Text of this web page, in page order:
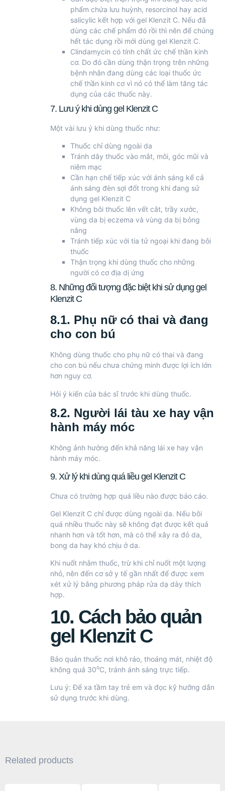
phẩm chứa lưu huỳnh, resorcinol hay acid
salicylic kết hợp với gel Klenzit C. Nếu đã
dùng các chế phẩm đó rồi thì nên để chúng
hết tác dụng rồi mới dùng gel Klenzit C.
Clindamycin có tính chất ức chế thần kinh
cơ. Do đó cần dùng thận trọng trên những
bệnh nhân đang dùng các loại thuốc ức
chế thần kinh cơ vì nó có thể làm tăng tác
dụng của các thuốc này.
7. Lưu ý khi dùng gel Klenzit C
Một vài lưu ý khi dùng thuốc như:
Thuốc chỉ dùng ngoài da
Tránh dây thuốc vào mắt, môi, góc mũi và
niêm mạc
Cần hạn chế tiếp xúc với ánh sáng kể cả
ánh sáng đèn sợi đốt trong khi đang sử
dụng gel Klenzit C
Không bôi thuốc lên vết cắt, trầy xước,
vùng da bị eczema và vùng da bị bỏng
nắng
Tránh tiếp xúc với tia tử ngoại khi đang bôi
thuốc
Thận trọng khi dùng thuốc cho những
người có cơ địa dị ứng
8. Những đối tượng đặc biệt khi sử dụng gel
Klenzit C
8.1. Phụ nữ có thai và đang
cho con bú
Không dùng thuốc cho phụ nữ có thai và đang
cho con bú nếu chưa chứng minh được lợi ích lớn
hơn nguy cơ.
Hỏi ý kiến của bác sĩ trước khi dùng thuốc.
8.2. Người lái tàu xe hay vận
hành máy móc
Không ảnh hưởng đến khả năng lái xe hay vận
hành máy móc.
9. Xử lý khi dùng quá liều gel Klenzit C
Chưa có trường hợp quá liều nào được báo cáo.
Gel Klenzit C chỉ được dùng ngoài da. Nếu bôi
quá nhiều thuốc này sẽ không đạt được kết quả
nhanh hơn và tốt hơn, mà có thể xây ra đỏ da,
bong da hay khó chịu ở da.
Khi nuốt nhằm thuốc, trừ khi chỉ nuốt một lượng
nhỏ, nên đến cơ sở y tế gần nhất để được xem
xét xử lý bằng phương pháp rửa dạ dày thích
hợp.
10. Cách bảo quản
gel Klenzit C
Bảo quản thuốc nơi khô ráo, thoáng mát, nhiệt độ
không quá 30oC, tránh ánh sáng trực tiếp.
Lưu ý: Để xa tầm tay trẻ em và đọc kỹ hưỡng dẫn
sử dụng trước khi dùng.
Related products